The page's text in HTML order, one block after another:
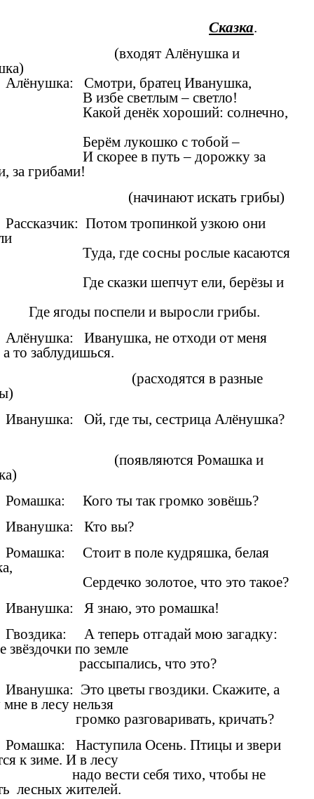
Сказка.
(входят Алёнушка и
Алёнушка: Смотри, братец Иванушка,
В избе светлым – светло!
Какой денёк хороший: солнечно,
Берём лукошко с тобой –
И скорее в путь – дорожку за
за грибами!
(начинают искать грибы)
Рассказчик: Потом тропинкой узкою они
Туда, где сосны рослые касаются
Где сказки шепчут ели, берёзы и
поспели и выросли грибы.
Алёнушка: Иванушка, не отходи от меня
а то заблудишься.
(расходятся в разные
Иванушка: Ой, где ты, сестрица Алёнушка?
(появляются Ромашка и
Ромашка: Кого ты так громко зовёшь?
Иванушка: Кто вы?
Ромашка: Стоит в поле кудряшка, белая
Сердечко золотое, что это такое?
Иванушка: Я знаю, это ромашка!
Гвоздика: А теперь отгадай мою загадку:
звёздочки по земле
рассыпались, что это?
Иванушка: Это цветы гвоздики. Скажите, а
в лесу нельзя
громко разговаривать, кричать?
Ромашка: Наступила Осень. Птицы и звери
к зиме. И в лесу
надо вести себя тихо, чтобы не
лесных жителей.